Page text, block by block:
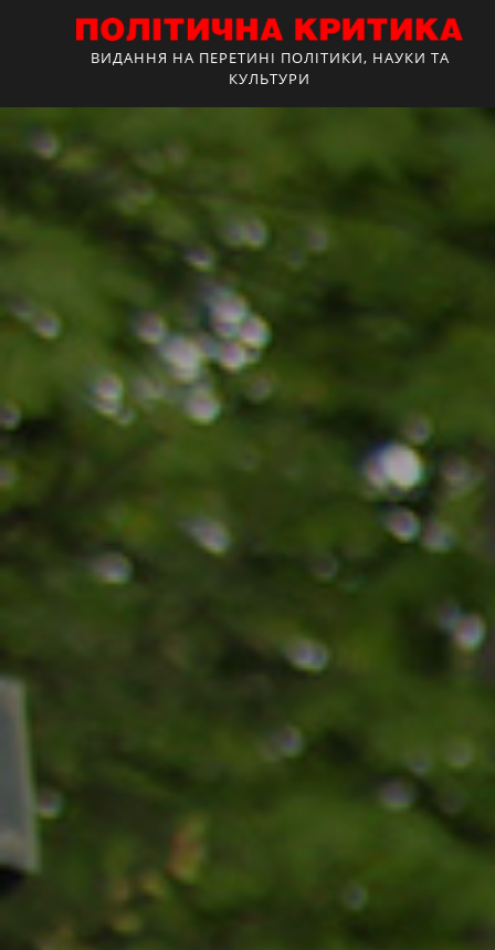
ВИДАННЯ НА ПЕРЕТИНІ ПОЛІТИКИ, НАУКИ ТА
КУЛЬТУРИ